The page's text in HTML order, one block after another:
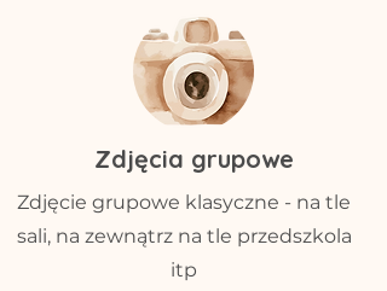
Zdjęcia grupowe
Zdjęcie grupowe klasyczne - na tle
sali, na zewnątrz na tle przedszkola
itp